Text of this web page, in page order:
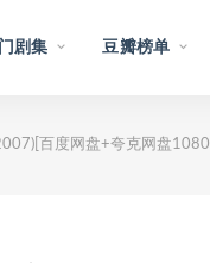
剧集 豆瓣榜单
百度网盘+夸克网盘